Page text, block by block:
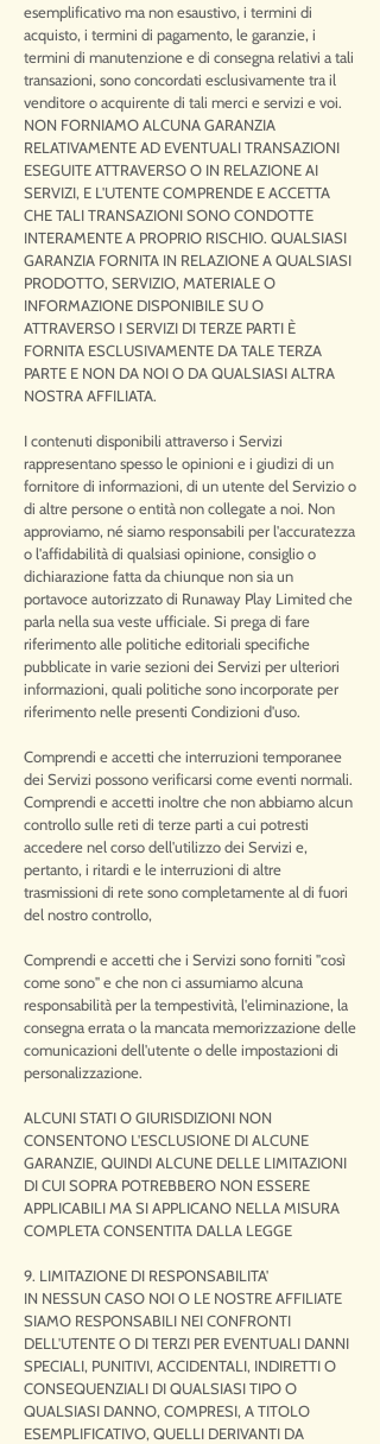
esemplificativo ma non esaustivo, i termini di
acquisto, i termini di pagamento, le garanzie, i
termini di manutenzione e di consegna relativi a tali
transazioni, sono concordati esclusivamente tra il
venditore o acquirente di tali merci e servizi e voi.
NON FORNIAMO ALCUNA GARANZIA
RELATIVAMENTE AD EVENTUALI TRANSAZIONI
ESEGUITE ATTRAVERSO O IN RELAZIONE AI
SERVIZI, E L'UTENTE COMPRENDE E ACCETTA
CHE TALI TRANSAZIONI SONO CONDOTTE
INTERAMENTE A PROPRIO RISCHIO. QUALSIASI
GARANZIA FORNITA IN RELAZIONE A QUALSIASI
PRODOTTO, SERVIZIO, MATERIALE O
INFORMAZIONE DISPONIBILE SU O
ATTRAVERSO I SERVIZI DI TERZE PARTI È
FORNITA ESCLUSIVAMENTE DA TALE TERZA
PARTE E NON DA NOI O DA QUALSIASI ALTRA
NOSTRA AFFILIATA.
I contenuti disponibili attraverso i Servizi
rappresentano spesso le opinioni e i giudizi di un
fornitore di informazioni, di un utente del Servizio o
di altre persone o entità non collegate a noi. Non
approviamo, né siamo responsabili per l'accuratezza
o l'affidabilità di qualsiasi opinione, consiglio o
dichiarazione fatta da chiunque non sia un
portavoce autorizzato di Runaway Play Limited che
parla nella sua veste ufficiale. Si prega di fare
riferimento alle politiche editoriali specifiche
pubblicate in varie sezioni dei Servizi per ulteriori
informazioni, quali politiche sono incorporate per
riferimento nelle presenti Condizioni d'uso.
Comprendi e accetti che interruzioni temporanee
dei Servizi possono verificarsi come eventi normali.
Comprendi e accetti inoltre che non abbiamo alcun
controllo sulle reti di terze parti a cui potresti
accedere nel corso dell'utilizzo dei Servizi e,
pertanto, i ritardi e le interruzioni di altre
trasmissioni di rete sono completamente al di fuori
del nostro controllo,
Comprendi e accetti che i Servizi sono forniti "così
come sono" e che non ci assumiamo alcuna
responsabilità per la tempestività, l'eliminazione, la
consegna errata o la mancata memorizzazione delle
comunicazioni dell'utente o delle impostazioni di
personalizzazione.
ALCUNI STATI O GIURISDIZIONI NON
CONSENTONO L'ESCLUSIONE DI ALCUNE
GARANZIE, QUINDI ALCUNE DELLE LIMITAZIONI
DI CUI SOPRA POTREBBERO NON ESSERE
APPLICABILI MA SI APPLICANO NELLA MISURA
COMPLETA CONSENTITA DALLA LEGGE
9. LIMITAZIONE DI RESPONSABILITA'
IN NESSUN CASO NOI O LE NOSTRE AFFILIATE
SIAMO RESPONSABILI NEI CONFRONTI
DELL'UTENTE O DI TERZI PER EVENTUALI DANNI
SPECIALI, PUNITIVI, ACCIDENTALI, INDIRETTI O
CONSEQUENZIALI DI QUALSIASI TIPO O
QUALSIASI DANNO, COMPRESI, A TITOLO
ESEMPLIFICATIVO, QUELLI DERIVANTI DA